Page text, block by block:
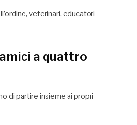
veterinari, educatori
a quattro
di partire insieme ai propri